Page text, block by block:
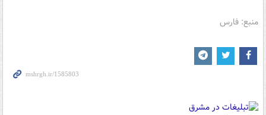
منبع: فارس